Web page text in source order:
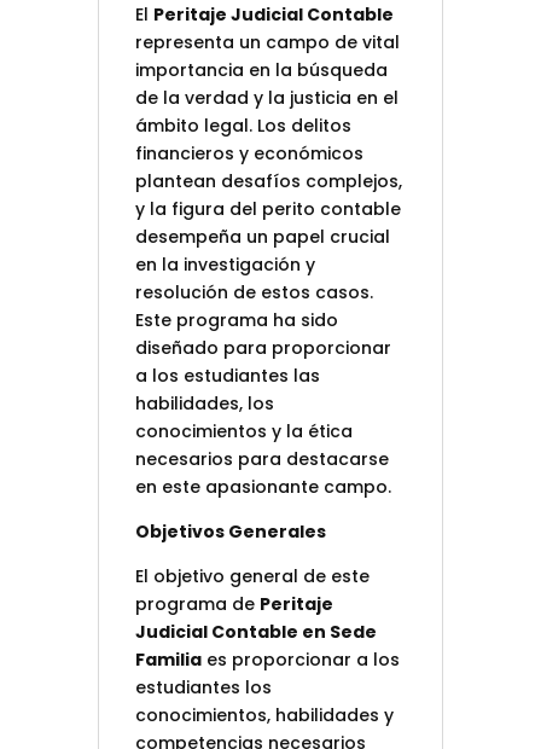
El Peritaje Judicial Contable
representa un campo de vital
importancia en la búsqueda
de la verdad y la justicia en el
ámbito legal. Los delitos
financieros y económicos
plantean desafíos complejos,
y la figura del perito contable
desempeña un papel crucial
en la investigación y
resolución de estos casos.
Este programa ha sido
diseñado para proporcionar
a los estudiantes las
habilidades, los
conocimientos y la ética
necesarios para destacarse
en este apasionante campo.
Objetivos Generales
El objetivo general de este
programa de Peritaje
Judicial Contable en Sede
Familiaes proporcionar a los
estudiantes los
conocimientos, habilidades y
competencias necesarios